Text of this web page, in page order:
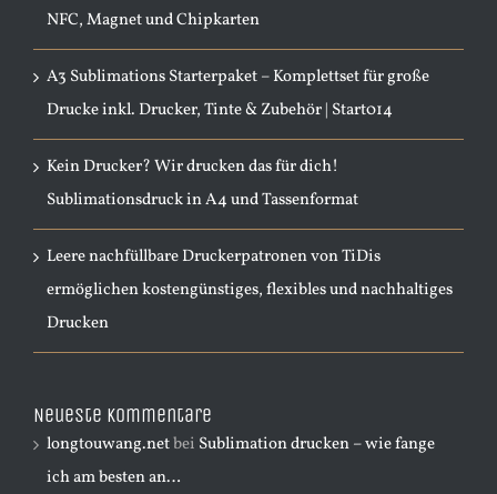
NFC, Magnet und Chipkarten
A3 Sublimations Starterpaket – Komplettset für große
Drucke inkl. Drucker, Tinte & Zubehör | Start014
Kein Drucker? Wir drucken das für dich!
Sublimationsdruck in A4 und Tassenformat
Leere nachfüllbare Druckerpatronen von TiDis
ermöglichen kostengünstiges, flexibles und nachhaltiges
Drucken
Neueste Kommentare
longtouwang.netbei Sublimation drucken – wie fange
ich am besten an…